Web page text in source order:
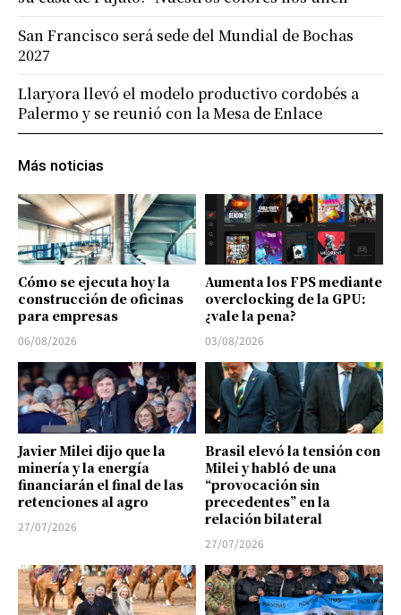
Más noticias
Cómo se ejecuta hoy la
construcción de oficinas
para empresas
06/08/2026
Aumenta los FPS mediante
overclocking de la GPU:
¿vale la pena?
03/08/2026
Javier Milei dijo que la
minería y la energía
financiarán el final de las
retenciones al agro
27/07/2026
Brasil elevó la tensión con
Milei y habló de una
“provocación sin
precedentes” en la
relación bilateral
27/07/2026
San Francisco será sede del Mundial de Bochas
2027
Llaryora llevó el modelo productivo cordobés a
Palermo y se reunió con la Mesa de Enlace